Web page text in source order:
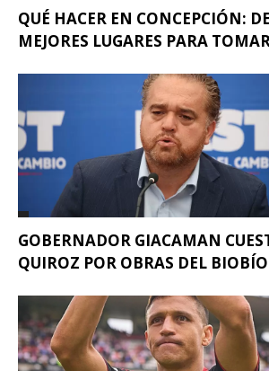
QUÉ HACER EN CONCEPCIÓN:
MEJORES LUGARES PARA
GOBERNADOR GIACAMAN
QUIROZ POR OBRAS DEL